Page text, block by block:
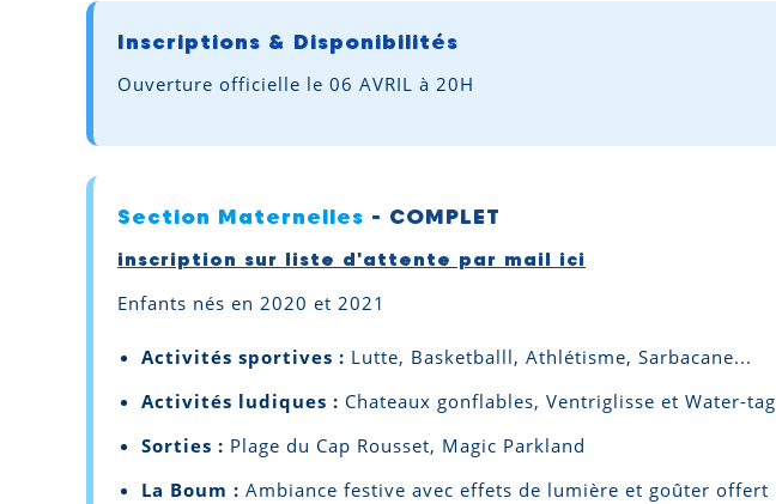
Inscriptions & Disponibilités
Ouverture officielle le 06 AVRIL à 20H
Section Maternelles - COMPLET
inscription sur liste d'attente par mail ici
Enfants nés en 2020 et 2021
Activités sportives : Lutte, Basketballl, Athlétisme, Sarbacane...
Activités ludiques : Chateaux gonflables, Ventriglisse et Water-tag
Sorties : Plage du Cap Rousset, Magic Parkland
La Boum : Ambiance festive avec effets de lumière et goûter offert